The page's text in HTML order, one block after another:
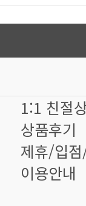
1:1 친절
상품후기
제휴/입
이용안내